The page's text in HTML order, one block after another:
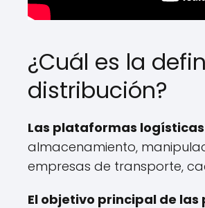
¿Cuál es la
distribución?
Las plataformas
almacenamiento,
empresas de transporte,
El objetivo principal de